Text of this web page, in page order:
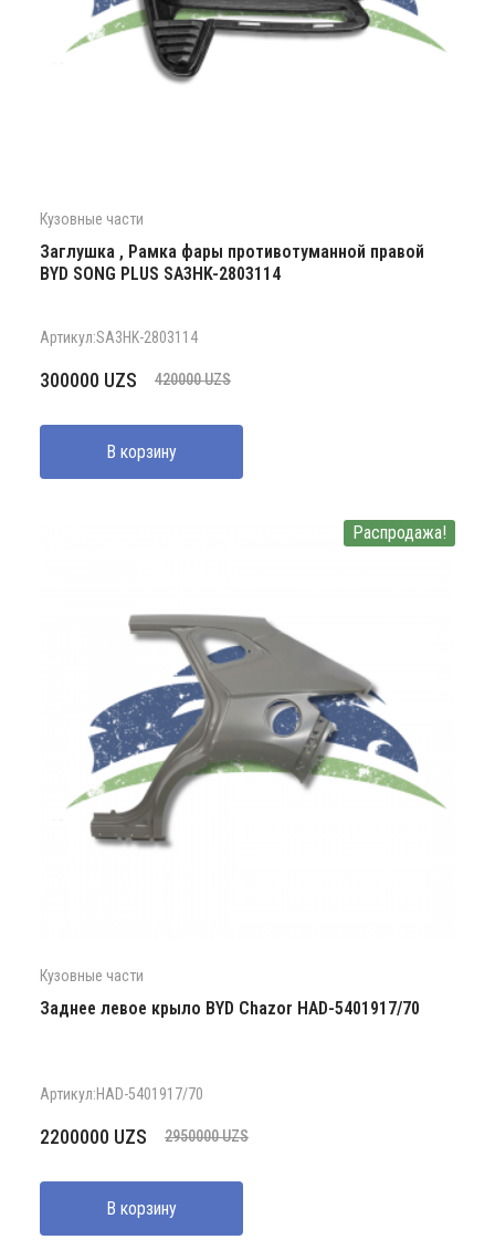
Кузовные части
Заглушка , Рамка фары противотуманной правой
BYD SONG PLUS SA3HK-2803114
Артикул:SA3HK-2803114
420000UZS
Первоначальная
составляла
420000 UZS.
300000 UZS
Текущая
300000 UZS.
В корзину
Распродажа!
Кузовные части
Заднее левое крыло BYD Chazor HAD-5401917/70
Артикул:HAD-5401917/70
2950000UZS
Первоначальная
составляла
2950000 UZS.
2200000 UZS
Текущая
2200000 UZS.
В корзину